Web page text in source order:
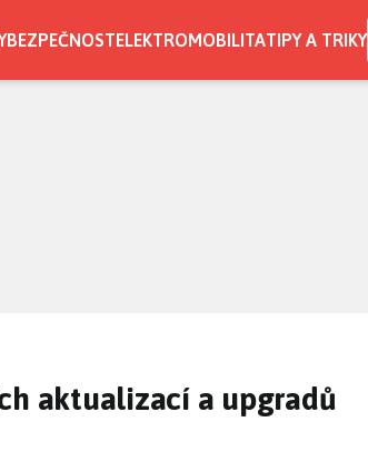
BEZPEČNOSTELEKTROMOBILITATIPY A TRIKY
aktualizací a upgradů